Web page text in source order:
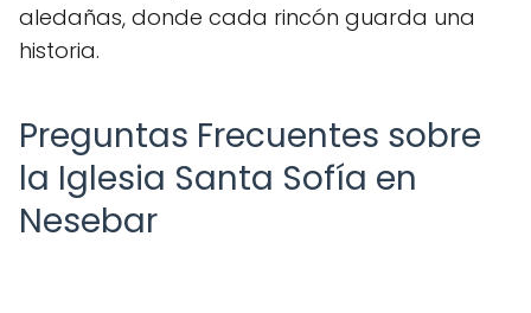
aledañas, donde cada rincón guarda una
historia.
Preguntas Frecuentes sobre
la Iglesia Santa Sofía en
Nesebar